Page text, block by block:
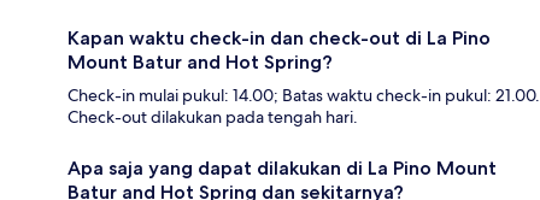
Kapan waktu check-in dan check-out di La Pino
Mount Batur and Hot Spring?
Check-in mulai pukul: 14.00; Batas waktu check-in pukul: 21.00.
Check-out dilakukan pada tengah hari.
Apa saja yang dapat dilakukan di La Pino Mount
Batur and Hot Spring dan sekitarnya?